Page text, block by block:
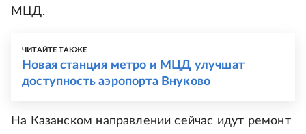
МЦД.
ЧИТАЙТЕ ТАКЖЕ
Новая станция метро и МЦД улучшат
доступность аэропорта Внуково
На Казанском направлении сейчас идут ремонт